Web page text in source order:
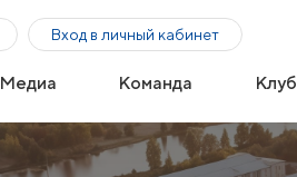
Вход в личный кабинет
Медиа Команда Клуб